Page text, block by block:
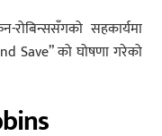
रोबिन्ससँगको सहकार्यमा
Save” को घोषणा गरेको